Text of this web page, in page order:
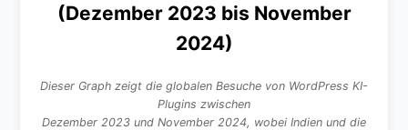
(Dezember 2023 bis November
2024)
Dieser Graph zeigt die globalen Besuche von WordPress KI-
Plugins zwischen
Dezember 2023 und November 2024, wobei Indien und die